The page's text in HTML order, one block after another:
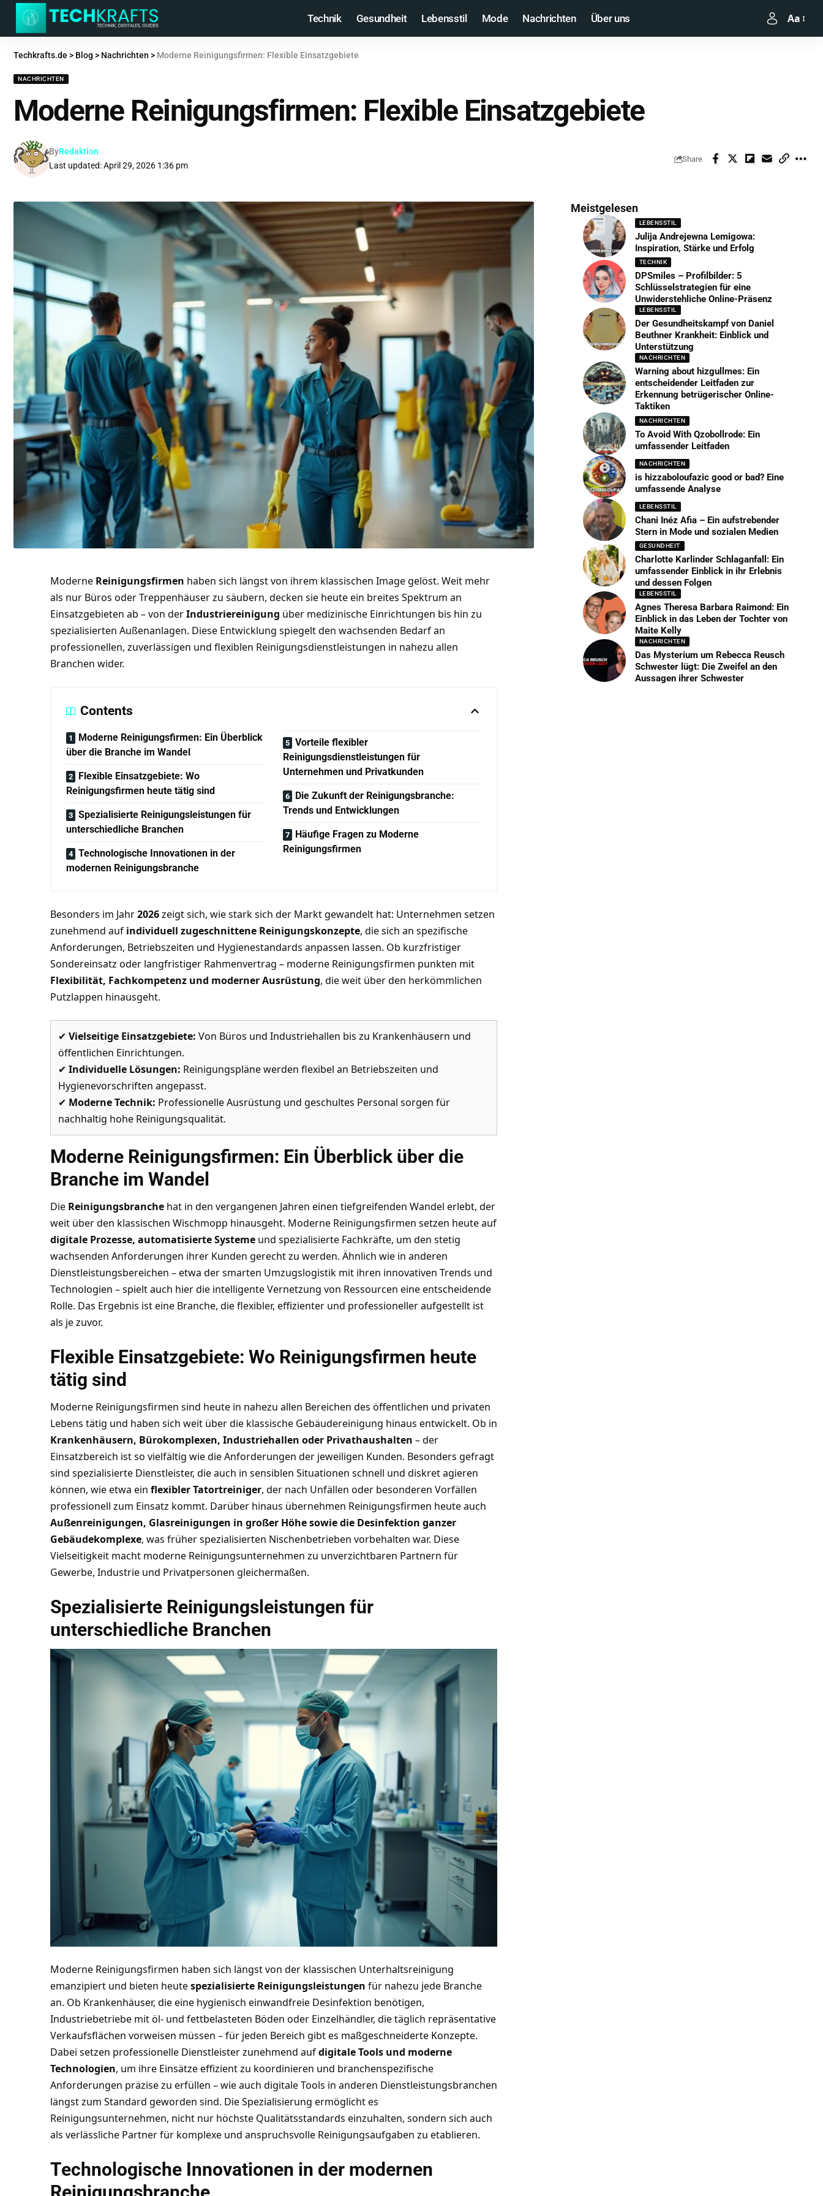
Technik Gesundheit Lebensstil Mode Nachrichten Über uns Aa
Techkrafts.de > Blog > Nachrichten > Moderne Reinigungsfirmen: Flexible Einsatzgebiete
NACHRICHTEN
Moderne Reinigungsfirmen: Flexible Einsatzgebiete
Last updated: April 29, 2026 1:36 pm
ByRedaktion
Share
Moderne Reinigungsfirmen haben sich längst von ihrem klassischen Image gelöst. Weit mehr
als nur Büros oder Treppenhäuser zu säubern, decken sie heute ein breites Spektrum an
Einsatzgebieten ab – von derIndustriereinigung über medizinische Einrichtungen bis hin zu
spezialisierten Außenanlagen. Diese Entwicklung spiegelt den wachsenden Bedarf an
professionellen, zuverlässigen und flexiblen Reinigungsdienstleistungen in nahezu allen
Branchen wider.
Contents
Moderne Reinigungsfirmen: Ein Überblick
über die Branche im Wandel
Flexible Einsatzgebiete: Wo
Reinigungsfirmen heute tätig sind
Spezialisierte Reinigungsleistungen für
unterschiedliche Branchen
Technologische Innovationen in der
modernen Reinigungsbranche
Vorteile flexibler
Reinigungsdienstleistungen für
Unternehmen und Privatkunden
Die Zukunft der Reinigungsbranche:
Trends und Entwicklungen
Häufige Fragen zu Moderne
Reinigungsfirmen
Besonders im Jahr2026zeigt sich, wie stark sich der Markt gewandelt hat: Unternehmen setzen
zunehmend auf individuell zugeschnittene Reinigungskonzepte, die sich an spezifische
Anforderungen, Betriebszeiten und Hygienestandards anpassen lassen. Ob kurzfristiger
Sondereinsatz oder langfristiger Rahmenvertrag – moderne Reinigungsfirmen punkten mit
Flexibilität, Fachkompetenz und moderner Ausrüstung, die weit über den herkömmlichen
Putzlappen hinausgeht.
✔ Vielseitige Einsatzgebiete: Von Büros und Industriehallen bis zu Krankenhäusern und
öffentlichen Einrichtungen.
✔ Individuelle Lösungen: Reinigungspläne werden flexibel an Betriebszeiten und
Hygienevorschriften angepasst.
✔ Moderne Technik: Professionelle Ausrüstung und geschultes Personal sorgen für
nachhaltig hohe Reinigungsqualität.
Moderne Reinigungsfirmen: Ein Überblick über die
Branche im Wandel
Die Reinigungsbranchehat in den vergangenen Jahren einen tiefgreifenden Wandel erlebt, der
weit über den klassischen Wischmopp hinausgeht. Moderne Reinigungsfirmen setzen heute auf
digitale Prozesse, automatisierte Systemeund spezialisierte Fachkräfte, um den stetig
wachsenden Anforderungen ihrer Kunden gerecht zu werden. Ähnlich wie in anderen
Dienstleistungsbereichen – etwa dersmarten Umzugslogistik mit ihren innovativen Trends und
Technologien – spielt auch hier die intelligente Vernetzung von Ressourcen eine entscheidende
Rolle. Das Ergebnis ist eine Branche, die flexibler, effizienter und professioneller aufgestellt ist
als je zuvor.
Flexible Einsatzgebiete: Wo Reinigungsfirmen heute
tätig sind
Moderne Reinigungsfirmen sind heute in nahezu allen Bereichen des öffentlichen und privaten
Lebens tätig und haben sich weit über die klassische Gebäudereinigung hinaus entwickelt. Ob in
Krankenhäusern, Bürokomplexen, Industriehallen oder Privathaushalten – der
Einsatzbereich ist so vielfältig wie die Anforderungen der jeweiligen Kunden. Besonders gefragt
sind spezialisierte Dienstleister, die auch in sensiblen Situationen schnell und diskret agieren
können, wie etwa ein flexibler Tatortreiniger, der nach Unfällen oder besonderen Vorfällen
professionell zum Einsatz kommt. Darüber hinaus übernehmen Reinigungsfirmen heute auch
Außenreinigungen, Glasreinigungen in großer Höhe sowie die Desinfektion ganzer
Gebäudekomplexe, was früher spezialisierten Nischenbetrieben vorbehalten war. Diese
Vielseitigkeit macht moderne Reinigungsunternehmen zu unverzichtbaren Partnern für
Gewerbe, Industrie und Privatpersonen gleichermaßen.
Spezialisierte Reinigungsleistungen für
unterschiedliche Branchen
Moderne Reinigungsfirmen haben sich längst von der klassischen Unterhaltsreinigung
emanzipiert und bieten heutespezialisierte Reinigungsleistungen für nahezu jede Branche
an. Ob Krankenhäuser, die eine hygienisch einwandfreie Desinfektion benötigen,
Industriebetriebe mit öl- und fettbelasteten Böden oder Einzelhändler, die täglich repräsentative
Verkaufsflächen vorweisen müssen – für jeden Bereich gibt es maßgeschneiderte Konzepte.
Dabei setzen professionelle Dienstleister zunehmend aufdigitale Tools und moderne
Technologien, um ihre Einsätze effizient zu koordinieren und branchenspezifische
Anforderungen präzise zu erfüllen – wie auch digitale Tools in anderen Dienstleistungsbranchen
längst zum Standard geworden sind. Die Spezialisierung ermöglicht es
Reinigungsunternehmen, nicht nur höchste Qualitätsstandards einzuhalten, sondern sich auch
als verlässliche Partner für komplexe und anspruchsvolle Reinigungsaufgaben zu etablieren.
Technologische Innovationen in der modernen
Meistgelesen
LEBENSSTIL
Julija Andrejewna Lemigowa:
Inspiration, Stärke und Erfolg
TECHNIK
DPSmiles – Profilbilder: 5
Schlüsselstrategien für eine
Unwiderstehliche Online-Präsenz
LEBENSSTIL
Der Gesundheitskampf von Daniel
Beuthner Krankheit: Einblick und
Unterstützung
NACHRICHTEN
Warning about hizgullmes: Ein
entscheidender Leitfaden zur
Erkennung betrügerischer Online-
Taktiken
NACHRICHTEN
To Avoid With Qzobollrode: Ein
umfassender Leitfaden
NACHRICHTEN
is hizzaboloufazic good or bad? Eine
umfassende Analyse
LEBENSSTIL
Chani Inéz Afia – Ein aufstrebender
Stern in Mode und sozialen Medien
GESUNDHEIT
Charlotte Karlinder Schlaganfall: Ein
umfassender Einblick in ihr Erlebnis
und dessen Folgen
LEBENSSTIL
Agnes Theresa Barbara Raimond: Ein
Einblick in das Leben der Tochter von
Maite Kelly
NACHRICHTEN
Das Mysterium um Rebecca Reusch
Schwester lügt: Die Zweifel an den
Aussagen ihrer Schwester